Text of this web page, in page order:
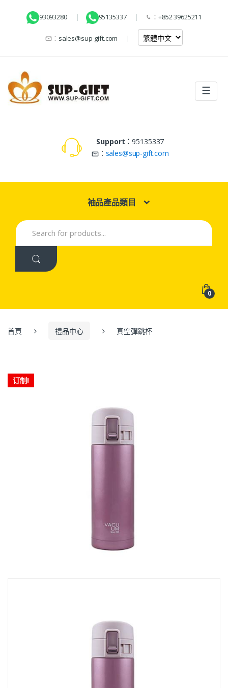
93093280 95135337 ： +852 39625211
： sales@sup-gift.com
☰
Support：95135337
： sales@sup-gift.com
袖品產品類目
Search
for:
0
首頁 禮品中心 真空彈跳杯
订制!